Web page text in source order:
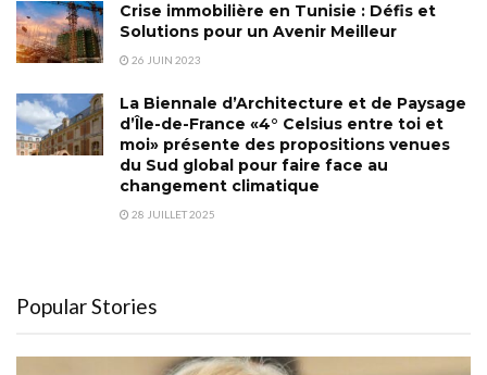
Crise immobilière en Tunisie : Défis et
Solutions pour un Avenir Meilleur
26 JUIN 2023
La Biennale d’Architecture et de Paysage
d’Île-de-France «4° Celsius entre toi et
moi» présente des propositions venues
du Sud global pour faire face au
changement climatique
28 JUILLET 2025
Popular Stories